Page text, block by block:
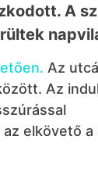
A
Az
Az
az elkövető